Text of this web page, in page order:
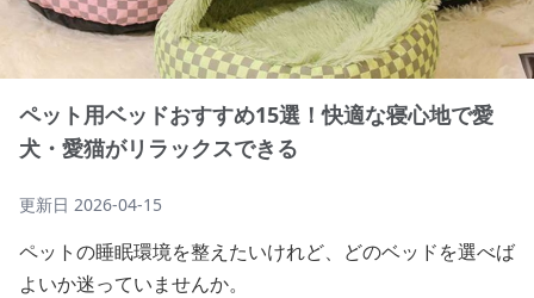
ペット用ベッドおすすめ15選！快適な寝心地で愛
犬・愛猫がリラックスできる
更新日 2026-04-15
ペットの睡眠環境を整えたいけれど、どのベッドを選べば
よいか迷っていませんか。